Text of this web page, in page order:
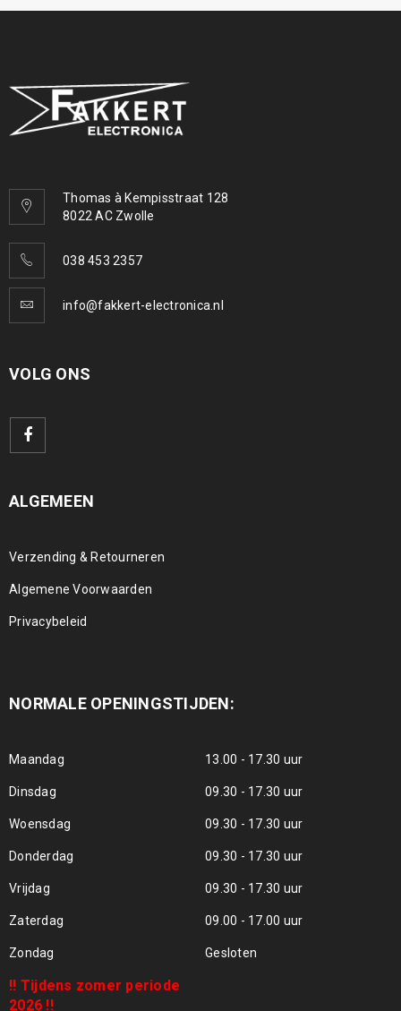
Thomas à Kempisstraat 128
8022 AC Zwolle
038 453 2357
info@fakkert-electronica.nl
VOLG ONS
ALGEMEEN
Verzending & Retourneren
Algemene Voorwaarden
Privacybeleid
NORMALE OPENINGSTIJDEN:
Maandag 13.00 - 17.30 uur
Dinsdag 09.30 - 17.30 uur
Woensdag 09.30 - 17.30 uur
Donderdag 09.30 - 17.30 uur
Vrijdag 09.30 - 17.30 uur
Zaterdag 09.00 - 17.00 uur
Zondag Gesloten
!! Tijdens zomer periode
2026 !!